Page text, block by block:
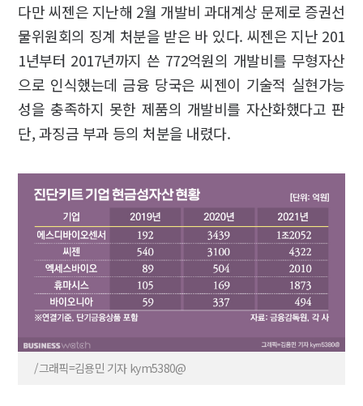
다만 씨젠은 지난해 2월 개발비 과대계상 문제로 증권선
물위원회의 징계 처분을 받은 바 있다. 씨젠은 지난 201
1년부터 2017년까지 쓴 772억원의 개발비를 무형자산
으로 인식했는데 금융 당국은 씨젠이 기술적 실현가능
성을 충족하지 못한 제품의 개발비를 자산화했다고 판
단, 과징금 부과 등의 처분을 내렸다.
/그래픽=김용민 기자 kym5380@